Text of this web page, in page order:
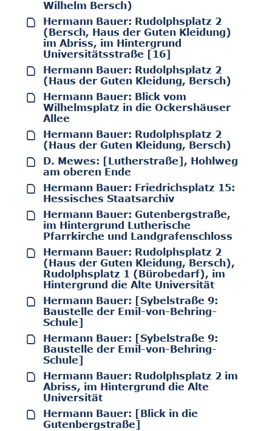
Wilhelm Bersch)
Hermann Bauer: Rudolphsplatz 2
(Bersch, Haus der Guten Kleidung)
im Abriss, im Hintergrund
Universitätsstraße [16]
Hermann Bauer: Rudolphsplatz 2
(Haus der Guten Kleidung, Bersch)
Hermann Bauer: Blick vom
Wilhelmsplatz in die Ockershäuser
Allee
Hermann Bauer: Rudolphsplatz 2
(Haus der Guten Kleidung, Bersch)
D. Mewes: [Lutherstraße], Hohlweg
am oberen Ende
Hermann Bauer: Friedrichsplatz 15:
Hessisches Staatsarchiv
Hermann Bauer: Gutenbergstraße,
im Hintergrund Lutherische
Pfarrkirche und Landgrafenschloss
Hermann Bauer: Rudolphsplatz 2
(Haus der Guten Kleidung, Bersch),
Rudolphsplatz 1 (Bürobedarf), im
Hintergrund die Alte Universität
Hermann Bauer: [Sybelstraße 9:
Baustelle der Emil-von-Behring-
Schule]
Hermann Bauer: [Sybelstraße 9:
Baustelle der Emil-von-Behring-
Schule]
Hermann Bauer: Rudolphsplatz 2 im
Abriss, im Hintergrund die Alte
Universität
Hermann Bauer: [Blick in die
Gutenbergstraße]